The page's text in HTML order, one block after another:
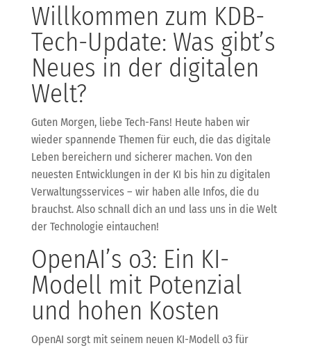
Willkommen zum KDB-
Tech-Update: Was gibt’s
Neues in der digitalen
Welt?
Guten Morgen, liebe Tech-Fans! Heute haben wir
wieder spannende Themen für euch, die das digitale
Leben bereichern und sicherer machen. Von den
neuesten Entwicklungen in der KI bis hin zu digitalen
Verwaltungsservices – wir haben alle Infos, die du
brauchst. Also schnall dich an und lass uns in die Welt
der Technologie eintauchen!
OpenAI’s o3: Ein KI-
Modell mit Potenzial
und hohen Kosten
OpenAI sorgt mit seinem neuen KI-Modell o3 für